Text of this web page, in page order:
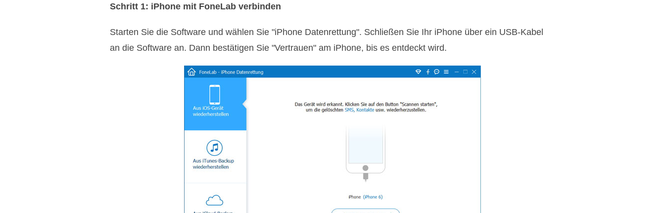
Schritt 1: iPhone mit FoneLab verbinden
Starten Sie die Software und wählen Sie "iPhone Datenrettung". Schließen Sie Ihr iPhone über ein USB-Kabel
an die Software an. Dann bestätigen Sie "Vertrauen" am iPhone, bis es entdeckt wird.